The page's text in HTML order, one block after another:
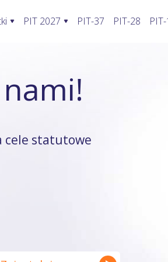
fakturę w KSeF?
stwarza KSeF?
a KSeF
faktury do KSeF
faktury, gdy KSeF nie działa
PIT 2027
PIT-28
37
Koszty
Koszty
Odliczenie
Działalność
Wybór
PIT-37 PIT-28 PIT-
cele statutowe